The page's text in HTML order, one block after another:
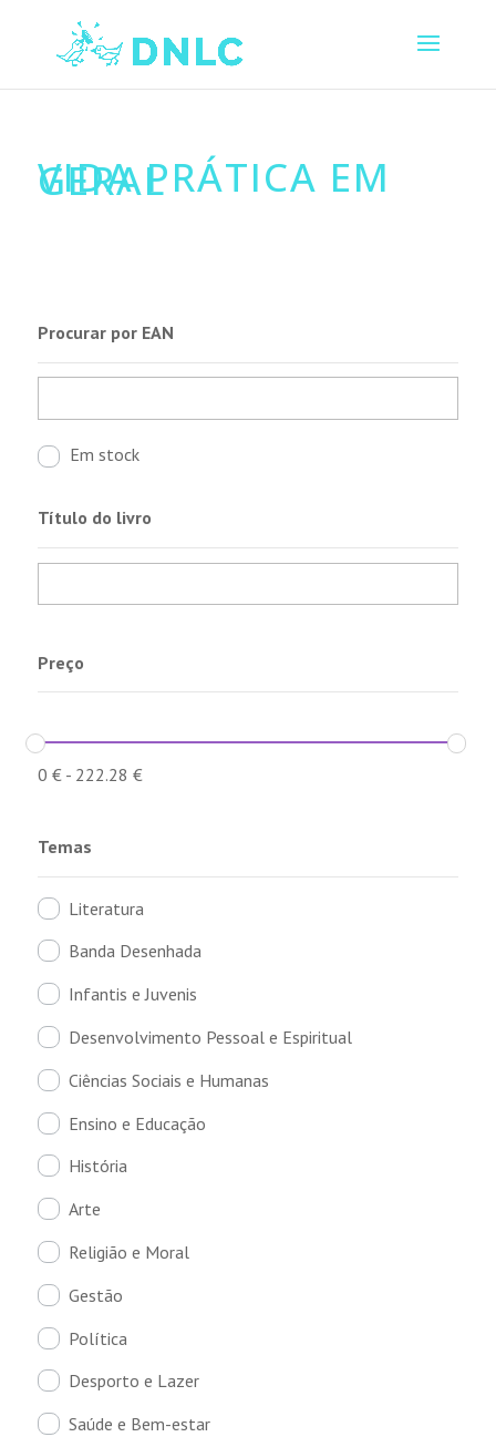
VIDA PRÁTICA EM
GERAL
Procurar por EAN
Em stock
Título do livro
Preço
0 €- 222.28 €
Temas
Literatura
Banda Desenhada
Infantis e Juvenis
Desenvolvimento Pessoal e Espiritual
Ciências Sociais e Humanas
Ensino e Educação
História
Arte
Religião e Moral
Gestão
Política
Desporto e Lazer
Saúde e Bem-estar